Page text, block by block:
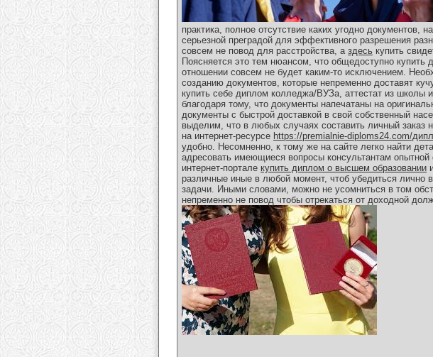
практика, полное отсутствие каких угодно
серьезной преградой для эффективного разрешения
совсем не повод для расстройства, а здесь купить
Поясняется это тем нюансом, что общедоступно
отношении совсем не будет каким-то исключением.
созданию документов, которые непременно доставят
купить себе диплом колледжа/ВУЗа, аттестат из школы
благодаря тому, что документы напечатаны на
документы с быстрой доставкой в свой собственный
выделим, что в любых случаях составить личный заказ
на интернет-ресурсе https://premialnie-diploms24.com/
удобно. Несомненно, к тому же на сайте легко найти
адресовать имеющиеся вопросы консультантам
интернет-портале купить диплом о высшем образовании
различные иные в любой момент, чтоб убедиться
задачи. Иными словами, можно не усомниться в том
непременно не повод чтобы отрекаться от доходной